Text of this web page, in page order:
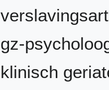
gz-
klinisch